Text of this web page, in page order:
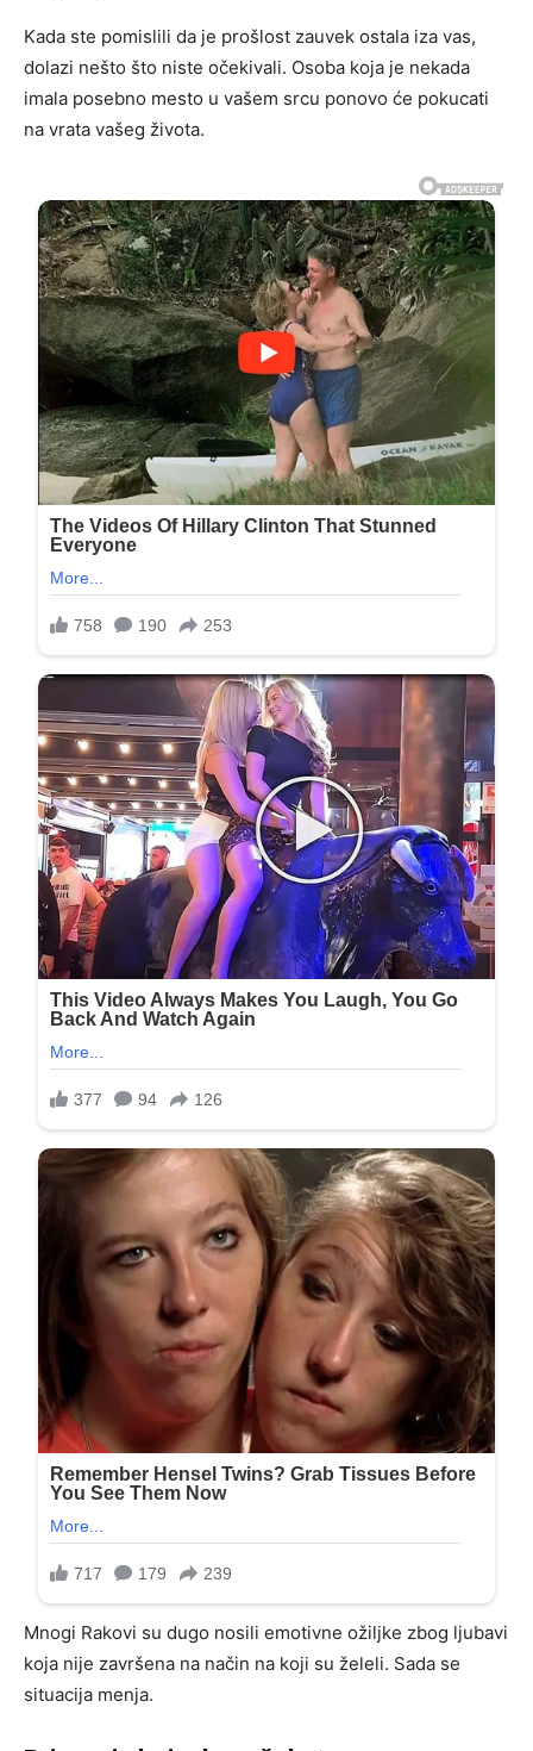
Kada ste pomislili da je prošlost zauvek ostala iza vas,
dolazi nešto što niste očekivali. Osoba koja je nekada
imala posebno mesto u vašem srcu ponovo će pokucati
na vrata vašeg života.
Mnogi Rakovi su dugo nosili emotivne ožiljke zbog ljubavi
koja nije završena na način na koji su želeli. Sada se
situacija menja.